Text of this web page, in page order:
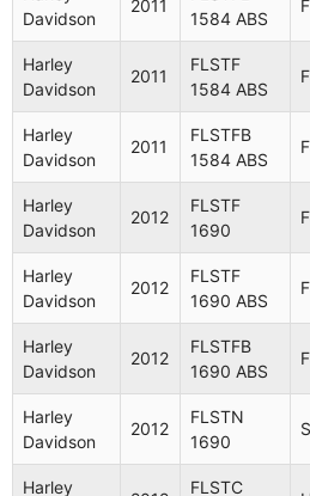
Aplicaciones (50
compatibles)
Harley
2011
FLSTSB
Harley
2011
Davidson
2011
1584 ABS
Harley
Davidson
2011
FLSTF
1584 ABS
Harley
Davidson
2011
FLSTFB
1584 ABS
Harley
Davidson
2012
FLSTF
1690
Harley
Davidson
2012
FLSTF
1690 ABS
Harley
Davidson
2012
FLSTFB
1690 ABS
Harley
Davidson
2012
FLSTN
1690
Harley
FLSTC